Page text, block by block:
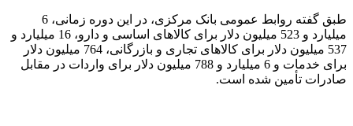
طبق گفته روابط عمومی بانک مرکزی، در این دوره زمانی، 6
میلیارد و 523 میلیون دلار برای کالاهای اساسی و دارو، 16 میلیارد و
537 میلیون دلار برای کالاهای تجاری و بازرگانی، 764 میلیون دلار
برای خدمات و 6 میلیارد و 788 میلیون دلار برای واردات در مقابل
صادرات تأمین شده است.